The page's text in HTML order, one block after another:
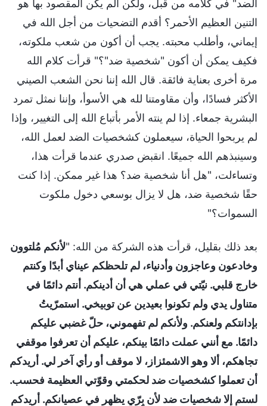
الضد" في كلامه من قبل، ولكن ألم يكن المقصود بها هو
التنين العظيم الأحمر؟ أقدم التضحيات من أجل الله في
إيماني، وأطلب محبته. يجب أن أكون من شعب ملكوته،
فكيف يمكن أن أكون "شخصية ضد"؟" قرأت كلام الله
مرة أخرى بعناية فائقة. قال الله إننا نحن الشعب الصيني
الأكثر فسادًا، وأن مقاومتنا لله هي الأسوأ، وإننا نمثل تمرد
البشرية جمعاء. إذا لم ينته الأمر بأتباع الله إلى التغيير، وإذا
لم يربحوا الحياة، سيعملون كشخصيات الضد لعمل الله،
وسينبذهم الله جميعًا. انقبض صدري عندما قرأت هذا،
وتساءلت، "هل أنا شخصية ضد؟ هذا غير ممكن. إذا كنت
حقًا شخصية ضد، هل لا يزال بوسعي دخول ملكوت
السموات؟"
بعد ذلك بقليل، قرأت هذه الشركة من الله: "لأنكم مُلتوون
وخادعون وعاجزون وأدنياء، لم تلحظكم عيناي أبدًا وكنتم
خارج قلبي. نيّتي في عملي هي أن أدينكم. أنتم دائمًا في
متناول يدي ولم تكونوا بعيدين عن توبيخي. استمرّيتُ
بإدانتكم ولعنكم. ولأنكم لم تفهموني، حلّ غضبي عليكم
دائمًا. مع أنني عملت دائمًا بينكم، عليكم أن تعرفوا موقفي
تجاهكم، ألا وهو الاشمئزاز، لا موقف أو رأي آخر لي. أريدكم
أن تعملوا كشخصيات ضد لحكمتي وقوّتي العظيمة فحسب.
لستم إلا شخصيات ضد لأن بِرّي يظهر في عصيانكم. أريدكم